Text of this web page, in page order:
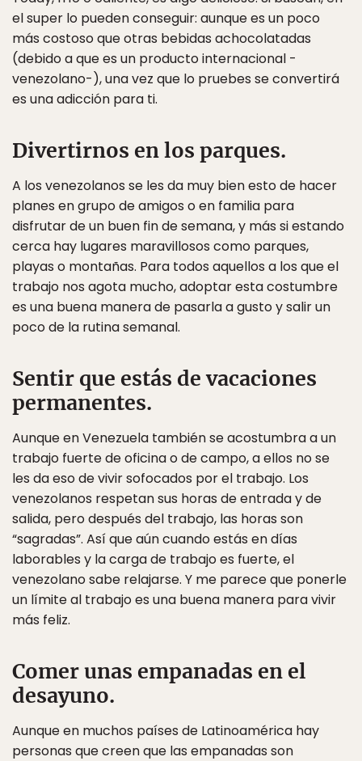
el super lo pueden conseguir: aunque es un poco
más costoso que otras bebidas achocolatadas
(debido a que es un producto internacional -
venezolano-), una vez que lo pruebes se convertirá
es una adicción para ti.
Divertirnos en los parques.
A los venezolanos se les da muy bien esto de hacer
planes en grupo de amigos o en familia para
disfrutar de un buen fin de semana, y más si estando
cerca hay lugares maravillosos como parques,
playas o montañas. Para todos aquellos a los que el
trabajo nos agota mucho, adoptar esta costumbre
es una buena manera de pasarla a gusto y salir un
poco de la rutina semanal.
Sentir que estás de vacaciones
permanentes.
Aunque en Venezuela también se acostumbra a un
trabajo fuerte de oficina o de campo, a ellos no se
les da eso de vivir sofocados por el trabajo. Los
venezolanos respetan sus horas de entrada y de
salida, pero después del trabajo, las horas son
“sagradas”. Así que aún cuando estás en días
laborables y la carga de trabajo es fuerte, el
venezolano sabe relajarse. Y me parece que ponerle
un límite al trabajo es una buena manera para vivir
más feliz.
Comer unas empanadas en el
desayuno.
Aunque en muchos países de Latinoamérica hay
personas que creen que las empanadas son